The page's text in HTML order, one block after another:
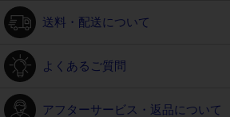
送料・配送について
よくあるご質問
アフターサービス・返品について